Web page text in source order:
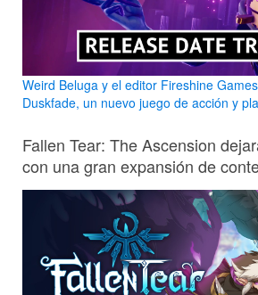
Weird Beluga y el editor Fireshine
Duskfade, un nuevo juego de acción y
Fallen Tear: The Ascension
con una gran expansión de